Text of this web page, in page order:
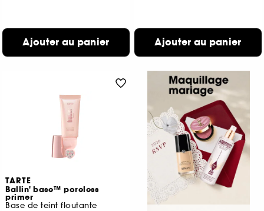
Ajouter au panier Ajouter au panier
TARTE
Ballin' base™ poreless
primer
Base de teint floutante